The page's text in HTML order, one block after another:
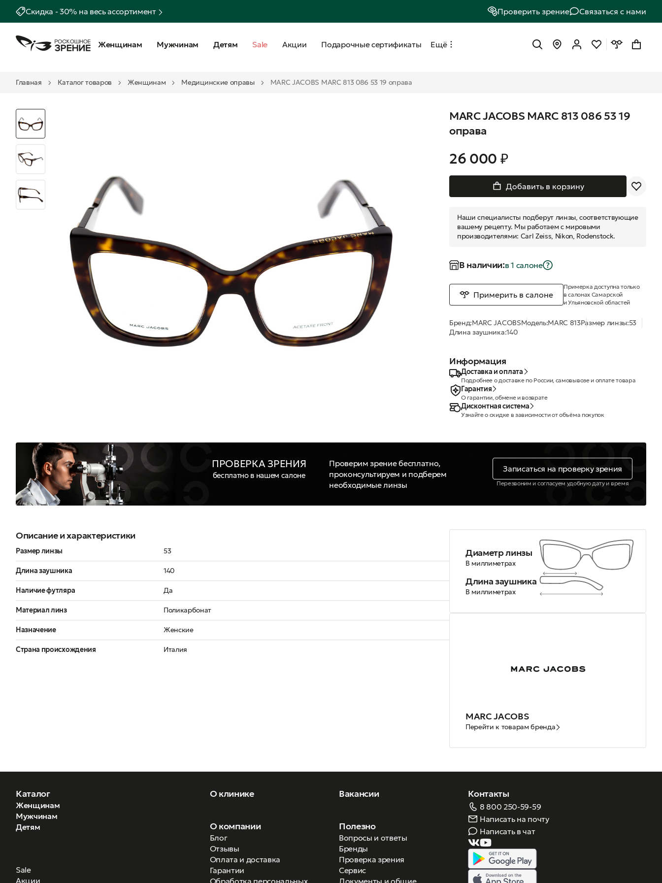
Скидка - 30% на весь ассортимент Проверить зрение Связаться с нами
Женщинам Мужчинам Детям Sale Акции Подарочные сертификаты Ещё
Главная Каталог товаров Женщинам Медицинские оправы MARC JACOBS MARC 813 086 53 19 оправа
MARC JACOBS MARC 813 086 53 19
оправа
26 000 ₽
Добавить в корзину
Наши специалисты подберут линзы, соответствующие
вашему рецепту. Мы работаем с мировыми
производителями: Carl Zeiss, Nikon, Rodenstock.
В наличии:в 1 салонe
Примерить в салоне
Примерка доступна только
в салонах Самарской
и Ульяновской областей
Бренд:MARC JACOBSМодель:MARC 813Размер линзы:53
Длина заушника:140
Информация
Доставка и оплата
Подробнее о доставке по России, самовывозе и оплате товара
Гарантия
О гарантии, обмене и возврате
Дисконтная система
Узнайте о скидке в зависимости от объёма покупок
ПРОВЕРКА ЗРЕНИЯ
бесплатно в нашем салоне
Проверим зрение бесплатно,
проконсультируем и подберем
необходимые линзы
Записаться на проверку зрения
Перезвоним и согласуем удобную дату и время
Описание и характеристики
Размер линзы 53
Длина заушника 140
Наличие футляра Да
Материал линз Поликарбонат
Назначение Женские
Страна происхождения Италия
Диаметр линзы
В миллиметрах
Длина заушника
В миллиметрах
MARC JACOBS
Перейти к товарам бренда
Каталог
Женщинам
Мужчинам
Детям
Sale
Акции
О клинике Вакансии
О компании
Блог
Отзывы
Оплата и доставка
Гарантии
Обработка персональных
Полезно
Вопросы и ответы
Бренды
Проверка зрения
Сервис
Документы и общие
Контакты
8 800 250-59-59
Написать на почту
Написать в чат